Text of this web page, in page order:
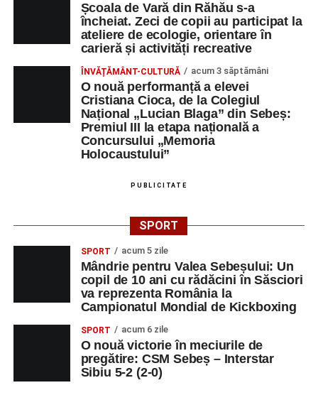
În încheierea evenimentului, organizatorii au anunțat tema
ediției din 2027, dedicată relației dintre caracter, valori și
educație. După trei ediții care au abordat comunicarea
didactică, dinamica diferențelor, participarea și luarea
deciziilor, comunitatea Sinaxa Educațională își propune
să revină la întrebările fundamentale despre valorile care
stau la baza actului educațional și despre rolul
profesorului în formarea caracterului tinerilor.
profesori, dedicată susținerii unei educații centrate pe
valorile creștin-ortodoxe și pe formarea caracterului
elevilor. Născută din experiența duhovnicească și
formativă a Mănăstirii Oașa, Sinaxa își propune să
sprijine profesorii în regăsirea motivației interioare,
oferindu-le nu doar instrumente metodice actuale, ci și
vocația pedagogică autentică.
Școala de Vară din Răhău s-a
încheiat. Zeci de copii au participat la
ateliere de ecologie, orientare în
carieră și activități recreative
ÎNVĂȚĂMÂNT-CULTURĂ acum 3 săptămâni
O nouă performanță a elevei
Cristiana Cioca, de la Colegiul
Național „Lucian Blaga” din Sebeș:
Premiul III la etapa națională a
Concursului „Memoria
Holocaustului”
PUBLICITATE
SPORT
SPORT acum 5 zile
Mândrie pentru Valea Sebeșului: Un
copil de 10 ani cu rădăcini în Săsciori
va reprezenta România la
Campionatul Mondial de Kickboxing
SPORT acum 6 zile
O nouă victorie în meciurile de
pregătire: CSM Sebeș – Interstar
Sibiu 5-2 (2-0)